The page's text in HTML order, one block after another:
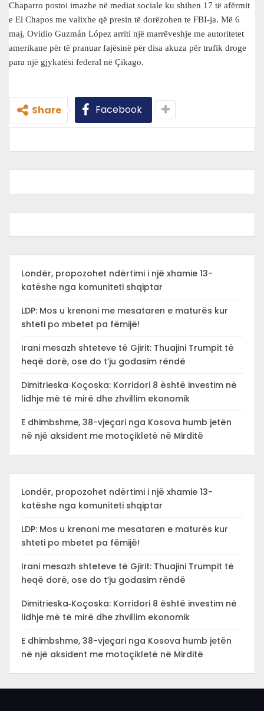
Chaparro postoi imazhe në mediat sociale ku shihen 17 të afërmit
e El Chapos me valixhe që presin të dorëzohen te FBI-ja. Më 6
maj, Ovidio Guzmán López arriti një marrëveshje me autoritetet
amerikane për të pranuar fajësinë për disa akuza për trafik droge
para një gjykatësi federal në Çikago.
Share Facebook
Londër, propozohet ndërtimi i një xhamie 13-
katëshe nga komuniteti shqiptar
LDP: Mos u krenoni me mesataren e maturës kur
shteti po mbetet pa fëmijë!
Irani mesazh shteteve të Gjirit: Thuajini Trumpit të
heqë dorë, ose do t’ju godasim rëndë
Dimitrieska‑Koçoska: Korridori 8 është investim në
lidhje më të mirë dhe zhvillim ekonomik
E dhimbshme, 38-vjeçari nga Kosova humb jetën
në një aksident me motoçikletë në Mirditë
Londër, propozohet ndërtimi i një xhamie 13-
katëshe nga komuniteti shqiptar
LDP: Mos u krenoni me mesataren e maturës kur
shteti po mbetet pa fëmijë!
Irani mesazh shteteve të Gjirit: Thuajini Trumpit të
heqë dorë, ose do t’ju godasim rëndë
Dimitrieska‑Koçoska: Korridori 8 është investim në
lidhje më të mirë dhe zhvillim ekonomik
E dhimbshme, 38-vjeçari nga Kosova humb jetën
në një aksident me motoçikletë në Mirditë